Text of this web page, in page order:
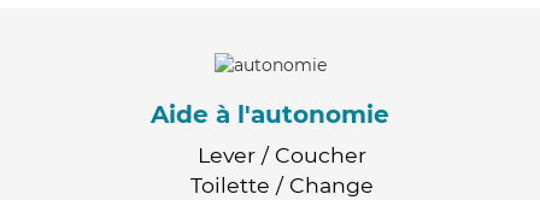
Aide à l'autonomie
Lever / Coucher
Toilette / Change